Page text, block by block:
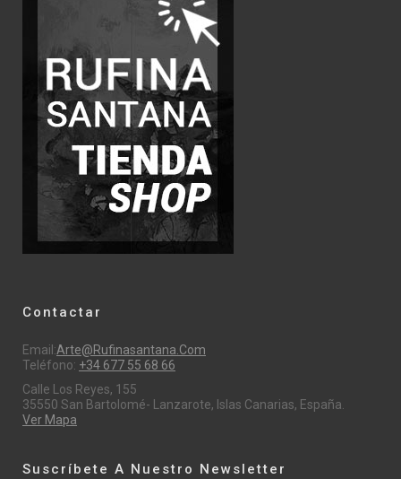
Contactar
Email:Arte@rufinasantana.com
Teléfono: +34 677 55 68 66
Calle Los Reyes, 155
35550 San Bartolomé- Lanzarote, Islas Canarias, España.
Ver Mapa
Suscríbete A Nuestro Newsletter